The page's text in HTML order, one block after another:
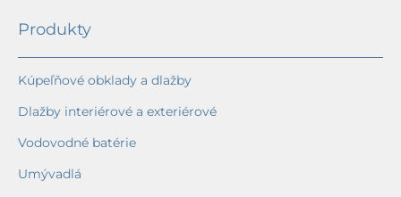
Produkty
Kúpeľňové obklady a dlažby
Dlažby interiérové a exteriérové
Vodovodné batérie
Umývadlá